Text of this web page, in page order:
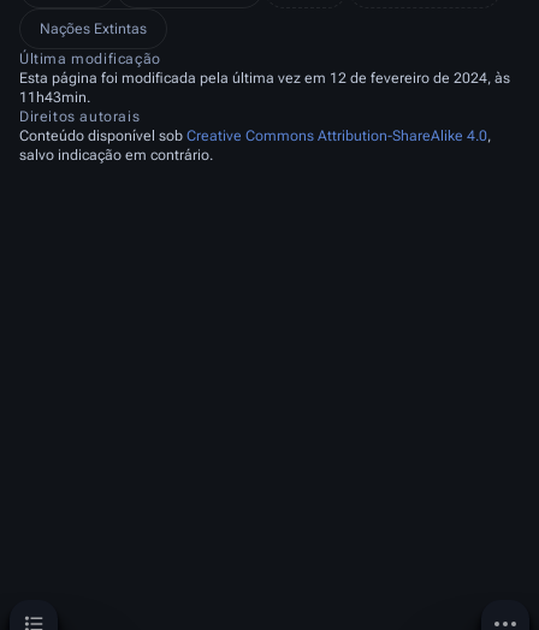
Nações Extintas
Última modificação
Esta página foi modificada pela última vez em 12 de fevereiro de 2024, às
11h43min.
Direitos autorais
Conteúdo disponível sob Creative Commons Attribution-ShareAlike 4.0,
salvo indicação em contrário.